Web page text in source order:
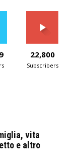
22,800
Subscribers
vita
e altro